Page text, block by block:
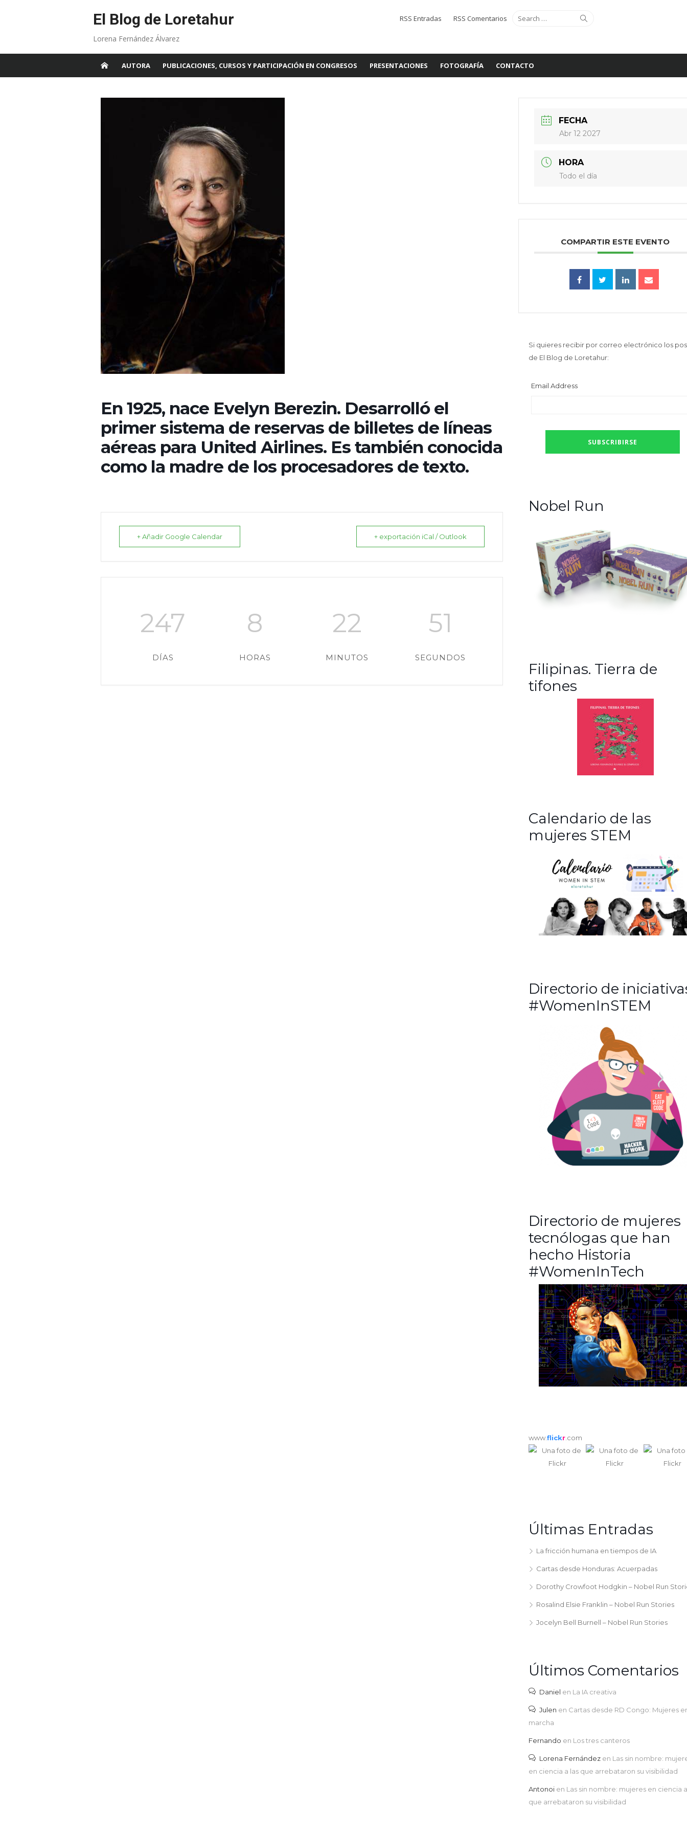
El Blog de Loretahur
Lorena Fernández Álvarez
Search
for:
RSS Entradas RSS Comentarios
AUTORA PUBLICACIONES, CURSOS Y PARTICIPACIÓN EN CONGRESOS PRESENTACIONES FOTOGRAFÍA CONTACTO
En 1925, nace Evelyn Berezin. Desarrolló el
primer sistema de reservas de billetes de líneas
aéreas para United Airlines. Es también conocida
como la madre de los procesadores de texto.
+ Añadir Google Calendar + exportación iCal / Outlook
247
DÍAS
8
HORAS
22
MINUTOS
50
SEGUNDOS
FECHA
Abr 12 2027
HORA
Todo el día
COMPARTIR ESTE EVENTO
Si quieres recibir por correo electrónico los
de El Blog de Loretahur:
Email Address
Nobel Run
Filipinas. Tierra de
tifones
Calendario de las
mujeres STEM
Directorio de
#WomenInSTEM
Directorio de mujeres
tecnólogas que han
hecho Historia
#WomenInTech
www.flickr .com
Últimas Entradas
La fricción humana en tiempos de IA
Cartas desde Honduras: Acuerpadas
Dorothy Crowfoot Hodgkin – Nobel Run
Rosalind Elsie Franklin – Nobel Run Stories
Jocelyn Bell Burnell – Nobel Run Stories
Últimos Comentarios
Daniel en La IA creativa
Julen en Cartas desde RD Congo: Mujeres
marcha
Fernando en Los tres canteros
Lorena Fernández en Las sin nombre:
en ciencia a las que arrebataron su visibilidad
Antonoi en Las sin nombre: mujeres en ciencia
que arrebataron su visibilidad